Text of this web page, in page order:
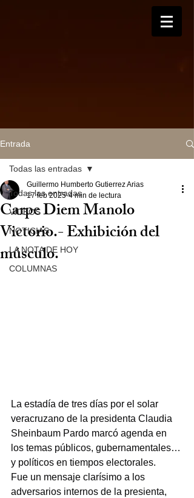
Entrada
Todas las entradas
VIDEOS
NOTICIAS
LA NOTA DE HOY
COLUMNAS
Todas las entradas
Carpe Diem Manolo
Victorio.- Exhibición del
músculo.
Guillermo Humberto Gutierrez Arias
17 feb 2025 4 min de lectura
La estadía de tres días por el solar
veracruzano de la presidenta Claudia
Sheinbaum Pardo marcó agenda en
los temas públicos, gubernamentales…
y políticos en tiempos electorales.
Fue un mensaje clarísimo a los
adversarios internos de la presienta,